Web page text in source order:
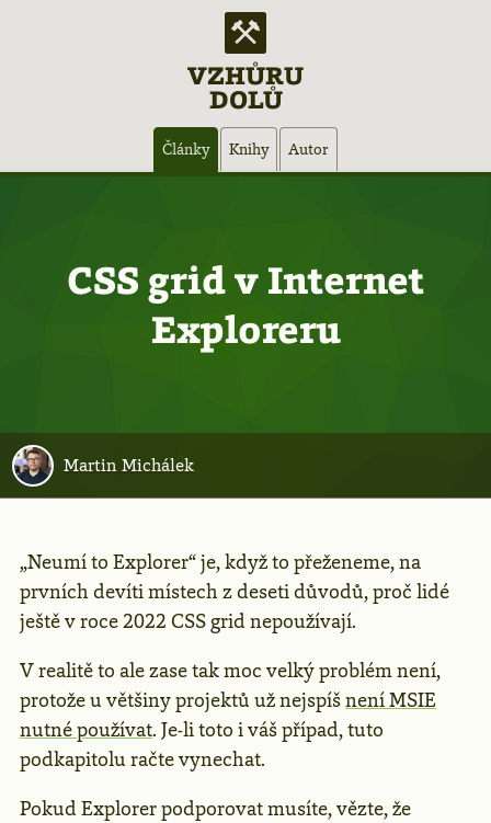
VZHŮRU
DOLŮ
Články Knihy Autor
CSS grid v Internet
Exploreru
Martin Michálek
„Neumí to Explorer“ je, když to přeženeme, na
prvních devíti místech z deseti důvodů, proč lidé
ještě v roce 2022 CSS grid nepoužívají.
V realitě to ale zase tak moc velký problém není,
protože u většiny projektů už nejspíšnení MSIE
nutné používat. Je-li toto i váš případ, tuto
podkapitolu račte vynechat.
Pokud Explorer podporovat musíte, vězte, že